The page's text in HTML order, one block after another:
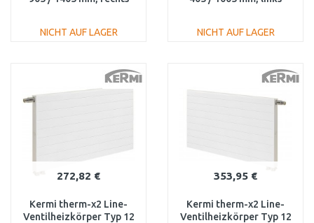
NICHT AUF LAGER
Vergleichen
NICHT AUF LAGER
272,82 €
Kermi therm-x2 Line-
Ventilheizkörper Typ 12
353,95 €
Kermi therm-x2 Line-
Ventilheizkörper Typ 12